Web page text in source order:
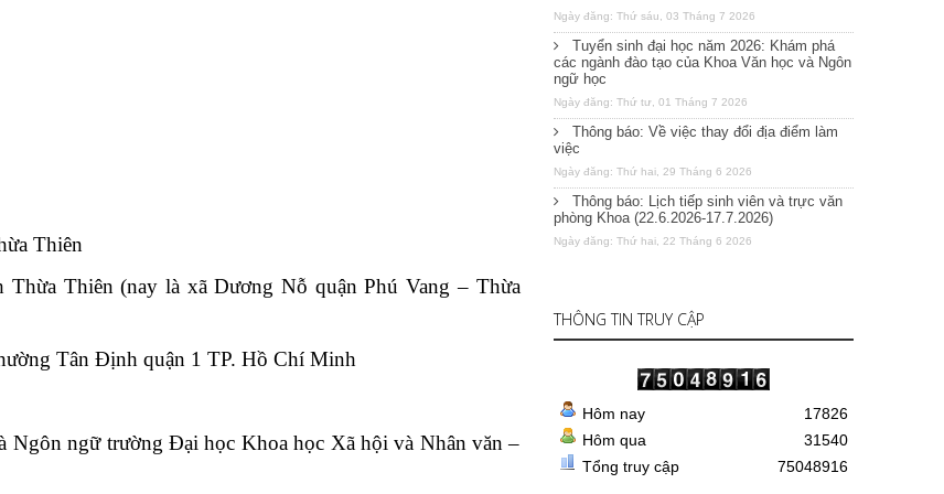
Thiên
Thiên (nay là xã Dương Nỗ quận Phú Vang – Thừa
Tân Định quận 1 TP. Hồ Chí Minh
ngữ trường Đại học Khoa học Xã hội và Nhân văn –
Ngày đăng: Thứ sáu, 03 Tháng 7 2026
Tuyển sinh đại học năm 2026: Khám phá
các ngành đào tạo của Khoa Văn học và Ngôn
ngữ học
Ngày đăng: Thứ tư, 01 Tháng 7 2026
Thông báo: Về việc thay đổi địa điểm làm
việc
Ngày đăng: Thứ hai, 29 Tháng 6 2026
Thông báo: Lịch tiếp sinh viên và trực văn
phòng Khoa (22.6.2026-17.7.2026)
Ngày đăng: Thứ hai, 22 Tháng 6 2026
THÔNG TIN TRUY CẬP
Hôm nay
Hôm qua
Tổng truy cập
17826
31540
75048916